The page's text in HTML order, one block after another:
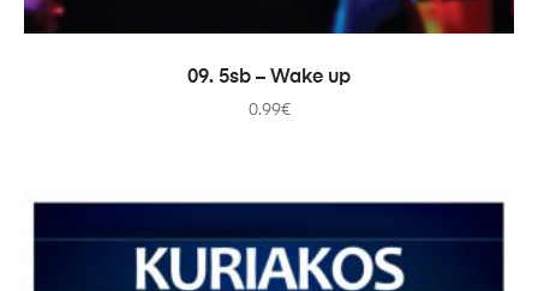
AÑADIR AL CARRITO
09. 5sb – Wake up
0.99€